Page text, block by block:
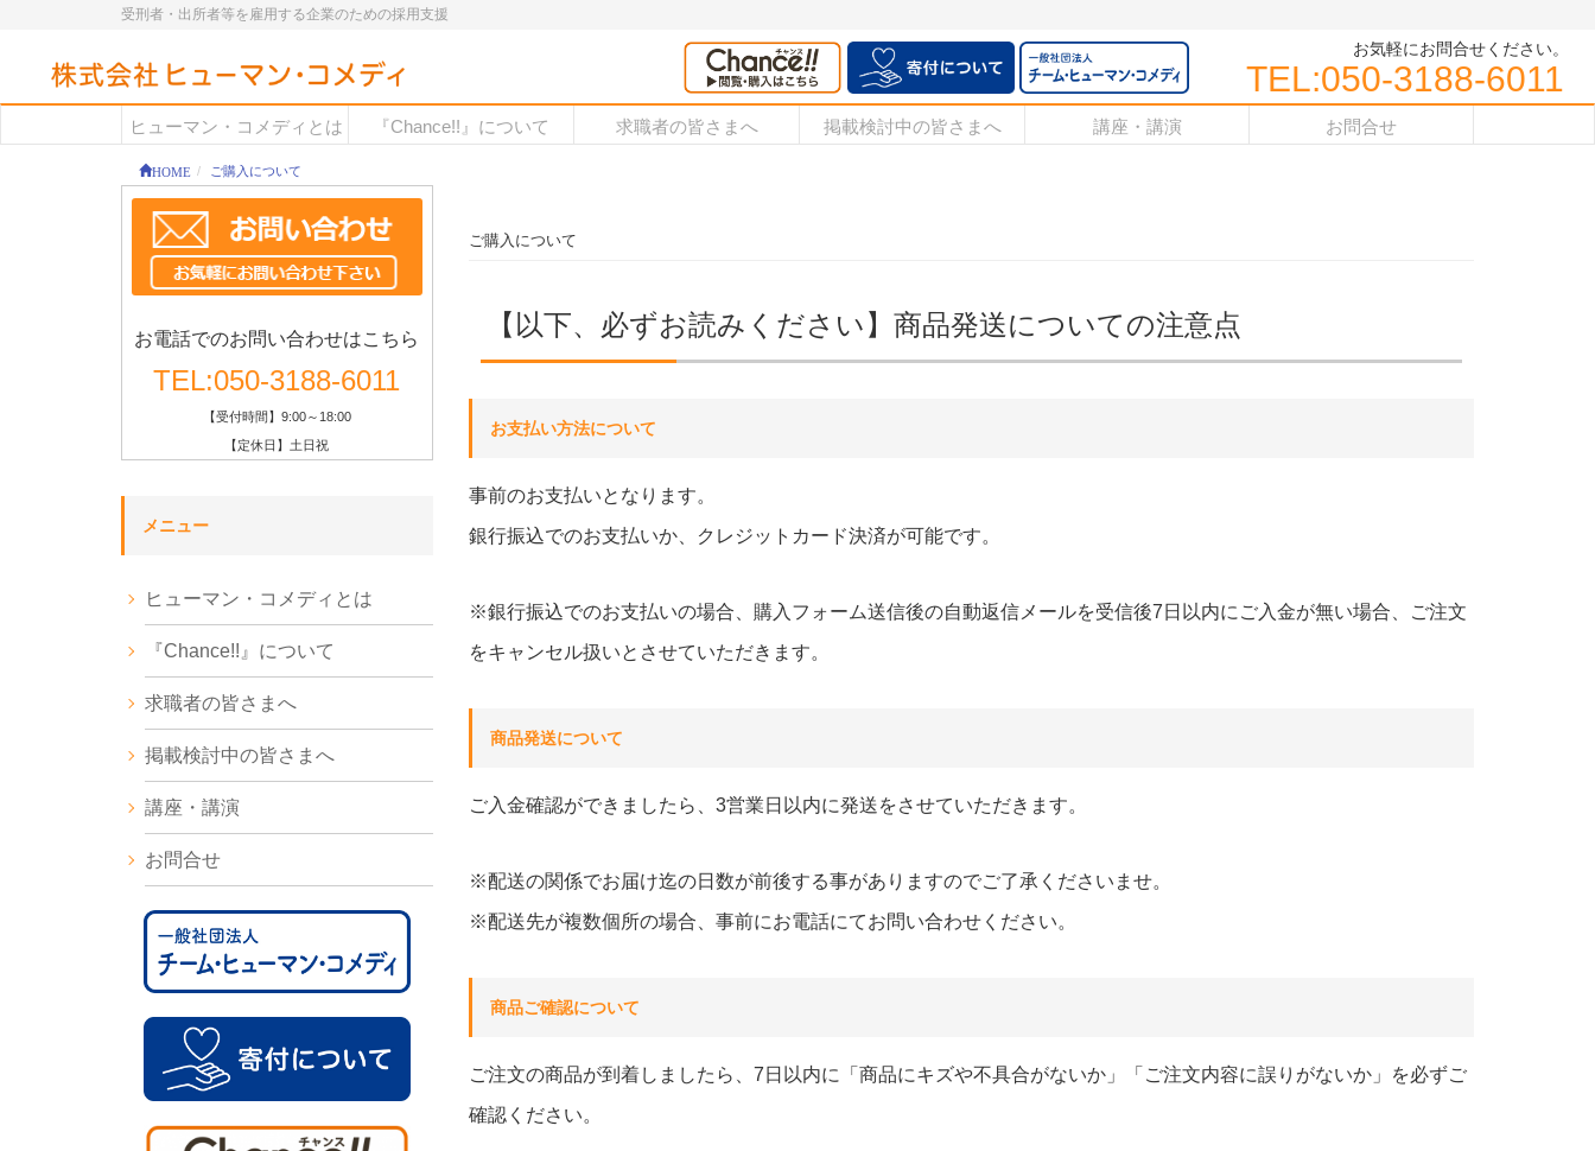
受刑者・出所者等を雇用する企業のための採用支援
お気軽にお問合せください。
TEL:050-3188-6011
ヒューマン・コメディとは 『Chance!!』について 求職者の皆さまへ 掲載検討中の皆さまへ 講座・講演 お問合せ
HOME ご購入について
ご購入について
【以下、必ずお読みください】商品発送についての注意点
お支払い方法について
事前のお支払いとなります。
銀行振込でのお支払いか、クレジットカード決済が可能です。
※銀行振込でのお支払いの場合、購入フォーム送信後の自動返信メールを受信後7日以内にご入金が無い場合、ご注文
をキャンセル扱いとさせていただきます。
商品発送について
ご入金確認ができましたら、3営業日以内に発送をさせていただきます。
※配送の関係でお届け迄の日数が前後する事がありますのでご了承くださいませ。
※配送先が複数個所の場合、事前にお電話にてお問い合わせください。
商品ご確認について
ご注文の商品が到着しましたら、7日以内に「商品にキズや不具合がないか」「ご注文内容に誤りがないか」を必ずご
確認ください。
お電話でのお問い合わせはこちら
TEL:050-3188-6011
【受付時間】9:00～18:00
【定休日】土日祝
メニュー
ヒューマン・コメディとは
『Chance!!』について
求職者の皆さまへ
掲載検討中の皆さまへ
講座・講演
お問合せ